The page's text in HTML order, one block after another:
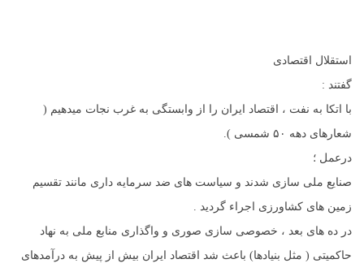
استقلال اقتصادی
گفتند :
با اتکا به نفت ، اقتصاد ایران را از وابستگی به غرب نجات میدهیم (
شعارهای دهه ۵۰ شمسی ).
درعمل ؛
صنایع ملی سازی شدند و سیاست های ضد سرمایه داری مانند تقسیم
زمین های کشاورزی اجراء گردید .
در ده های بعد ، خصوصی سازی صوری و واگذاری منابع ملی به نهاد
حاکمیتی ( مثل بنیادها) باعث شد اقتصاد ایران بیش از پیش به درآمدهای